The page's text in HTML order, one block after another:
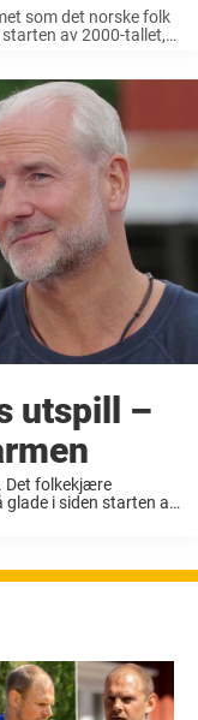
som det norske folk
av 2000-tallet,
utspill –
Det folkekjære
i siden starten av